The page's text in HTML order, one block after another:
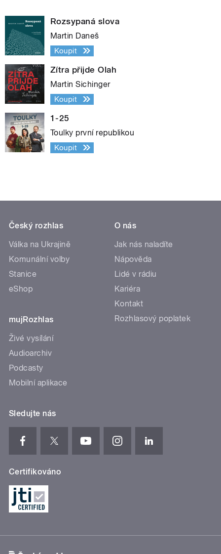
Rozsypaná slova
Martin Daneš
Koupit
Zítra přijde Olah
Martin Sichinger
Koupit
1-25
Toulky první republikou
Koupit
Český rozhlas
Válka na Ukrajině
Komunální volby
Stanice
eShop
mujRozhlas
Živé vysílání
Audioarchiv
Podcasty
Mobilní aplikace
O nás
Jak nás naladíte
Nápověda
Lidé v rádiu
Kariéra
Kontakt
Rozhlasový poplatek
Sledujte nás
Certifikováno